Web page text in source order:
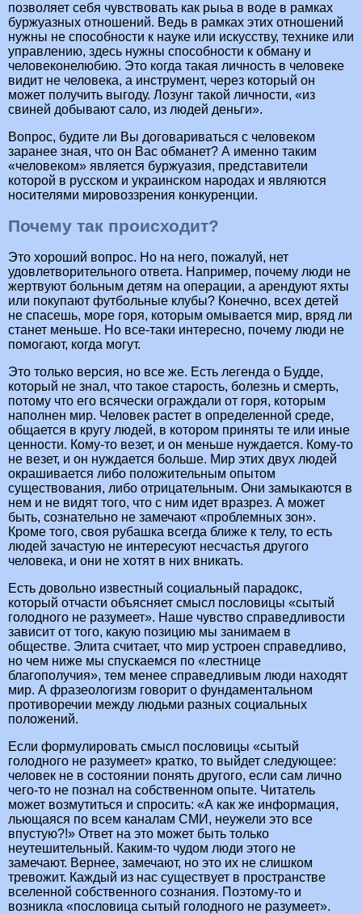
позволяет себя чувствовать как рыьа в воде в рамках
буржуазных отношений. Ведь в рамках этих отношений
нужны не способности к науке или искусству, технике или
управлению, здесь нужны способности к обману и
человеконелюбию. Это когда такая личность в человеке
видит не человека, а инструмент, через который он
может получить выгоду. Лозунг такой личности, «из
свиней добывают сало, из людей деньги».
Вопрос, будите ли Вы договариваться с человеком
заранее зная, что он Вас обманет? А именно таким
«человеком» является буржуазия, представители
которой в русском и украинском народах и являются
носителями мировоззрения конкуренции.
Почему так происходит?
Это хороший вопрос. Но на него, пожалуй, нет
удовлетворительного ответа. Например, почему люди не
жертвуют больным детям на операции, а арендуют яхты
или покупают футбольные клубы? Конечно, всех детей
не спасешь, море горя, которым омывается мир, вряд ли
станет меньше. Но все-таки интересно, почему люди не
помогают, когда могут.
Это только версия, но все же. Есть легенда о Будде,
который не знал, что такое старость, болезнь и смерть,
потому что его всячески ограждали от горя, которым
наполнен мир. Человек растет в определенной среде,
общается в кругу людей, в котором приняты те или иные
ценности. Кому-то везет, и он меньше нуждается. Кому-то
не везет, и он нуждается больше. Мир этих двух людей
окрашивается либо положительным опытом
существования, либо отрицательным. Они замыкаются в
нем и не видят того, что с ним идет вразрез. А может
быть, сознательно не замечают «проблемных зон».
Кроме того, своя рубашка всегда ближе к телу, то есть
людей зачастую не интересуют несчастья другого
человека, и они не хотят в них вникать.
Есть довольно известный социальный парадокс,
который отчасти объясняет смысл пословицы «сытый
голодного не разумеет». Наше чувство справедливости
зависит от того, какую позицию мы занимаем в
обществе. Элита считает, что мир устроен справедливо,
но чем ниже мы спускаемся по «лестнице
благополучия», тем менее справедливым люди находят
мир. А фразеологизм говорит о фундаментальном
противоречии между людьми разных социальных
положений.
Если формулировать смысл пословицы «сытый
голодного не разумеет» кратко, то выйдет следующее:
человек не в состоянии понять другого, если сам лично
чего-то не познал на собственном опыте. Читатель
может возмутиться и спросить: «А как же информация,
льющаяся по всем каналам СМИ, неужели это все
впустую?!» Ответ на это может быть только
неутешительный. Каким-то чудом люди этого не
замечают. Вернее, замечают, но это их не слишком
тревожит. Каждый из нас существует в пространстве
вселенной собственного сознания. Поэтому-то и
возникла «пословица сытый голодного не разумеет».